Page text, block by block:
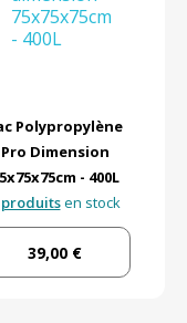
Polypropylène
Pro Dimension
- 400L
produitsen stock
39,00 €